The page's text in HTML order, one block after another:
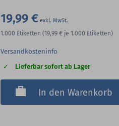
19,99 €
1.000 Etiketten (19,99 € je 1.000 Etiketten)
Versandkosteninfo
Lieferbar sofort ab Lager
In den Warenkorb